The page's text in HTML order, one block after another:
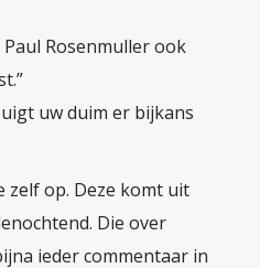
Rosenmuller ook
uw duim er bijkans
zelf op. Deze komt uit
Die over
ieder commentaar in